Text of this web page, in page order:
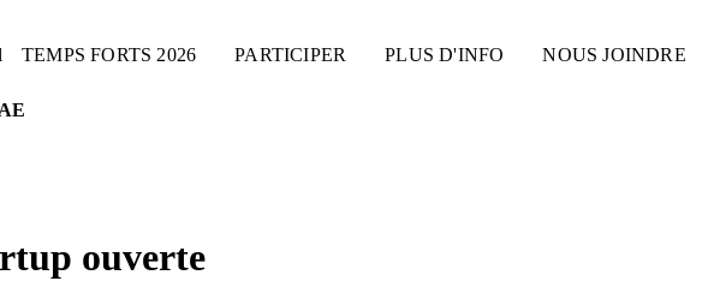
TEMPS FORTS 2026 PARTICIPER PLUS D'INFO NOUS JOINDRE
ouverte